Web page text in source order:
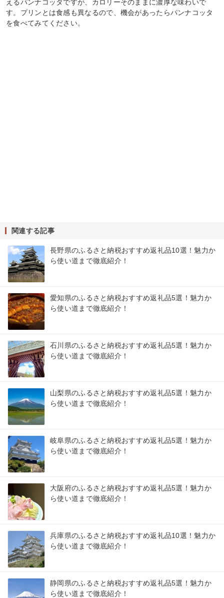
えるパンナコッタですが、カロリーそのままに濃厚な味わいで
す。プリンとは食感も異なるので、機会があったらパンナコッタ
を食べてみてください。
関連する記事
長野県のふるさと納税おすすめ返礼品10選！魅力か
ら使い道まで徹底紹介！
愛知県のふるさと納税おすすめ返礼品5選！魅力か
ら使い道まで徹底紹介！
石川県のふるさと納税おすすめ返礼品5選！魅力か
ら使い道まで徹底紹介！
山梨県のふるさと納税おすすめ返礼品5選！魅力か
ら使い道まで徹底紹介！
岐阜県のふるさと納税おすすめ返礼品5選！魅力か
ら使い道まで徹底紹介！
大阪府のふるさと納税おすすめ返礼品5選！魅力か
ら使い道まで徹底紹介！
兵庫県のふるさと納税おすすめ返礼品10選！魅力か
ら使い道まで徹底紹介！
静岡県のふるさと納税おすすめ返礼品5選！魅力か
ら使い道まで徹底紹介！